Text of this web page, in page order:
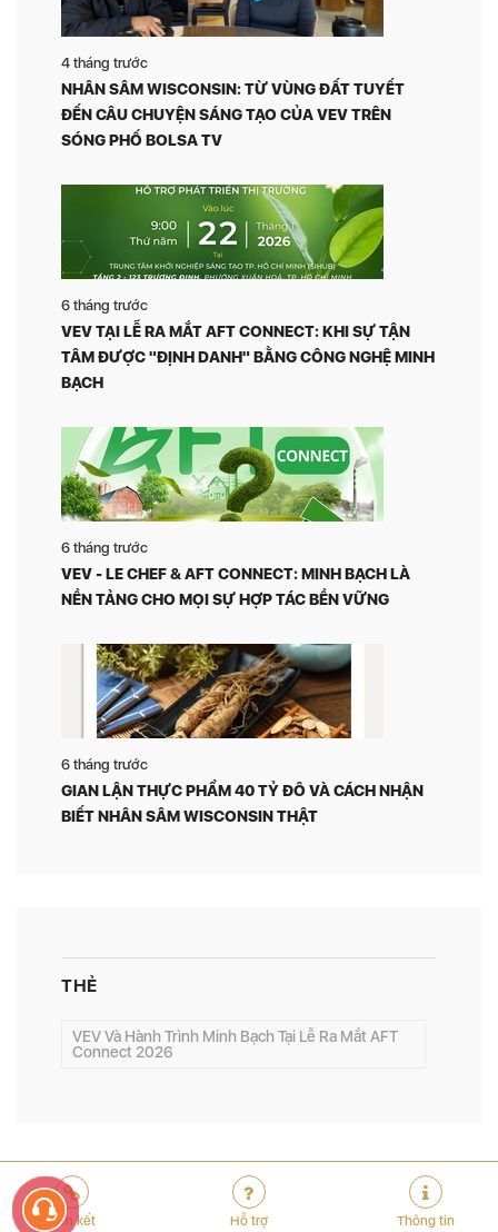
4 tháng trước
NHÂN SÂM WISCONSIN: TỪ VÙNG ĐẤT TUYẾT
ĐẾN CÂU CHUYỆN SÁNG TẠO CỦA VEV TRÊN
SÓNG PHỐ BOLSA TV
6 tháng trước
VEV TẠI LỄ RA MẮT AFT CONNECT: KHI SỰ TẬN
TÂM ĐƯỢC "ĐỊNH DANH" BẰNG CÔNG NGHỆ MINH
BẠCH
6 tháng trước
VEV - LE CHEF & AFT CONNECT: MINH BẠCH LÀ
NỀN TẢNG CHO MỌI SỰ HỢP TÁC BỀN VỮNG
6 tháng trước
GIAN LẬN THỰC PHẨM 40 TỶ ĐÔ VÀ CÁCH NHẬN
BIẾT NHÂN SÂM WISCONSIN THẬT
THẺ
VEV Và Hành Trình Minh Bạch Tại Lễ Ra Mắt AFT
Connect 2026
Liên kết Hỗ trợ Thông tin